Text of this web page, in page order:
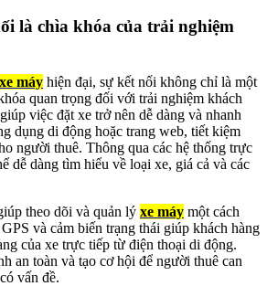
là chìa khóa của trải nghiệm
máy hiện đại, sự kết nối không chỉ là một
quan trọng đối với trải nghiệm khách
việc đặt xe trở nên dễ dàng và nhanh
dụng di động hoặc trang web, tiết kiệm
người thuê. Thông qua các hệ thống trực
dễ dàng tìm hiểu về loại xe, giá cả và các
theo dõi và quản lý xe máy một cách
và cảm biến trạng thái giúp khách hàng
của xe trực tiếp từ điện thoại di động.
an toàn và tạo cơ hội để người thuê can
vấn đề.